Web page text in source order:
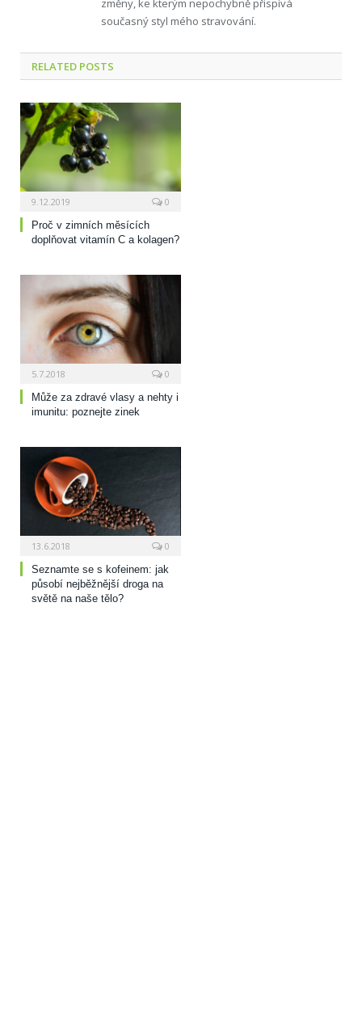
změny, ke kterým nepochybně přispívá
současný styl mého stravování.
RELATED POSTS
9.12.2019
0
Proč v zimních měsících
doplňovat vitamín C a kolagen?
5.7.2018
0
Může za zdravé vlasy a nehty i
imunitu: poznejte zinek
13.6.2018
0
Seznamte se s kofeinem: jak
působí nejběžnější droga na
světě na naše tělo?